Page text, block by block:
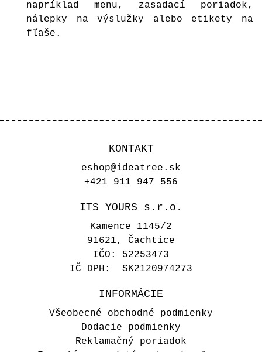
napríklad menu, zasadací poriadok,
nálepky na výslužky alebo etikety na
fľaše.
KONTAKT
eshop@ideatree.sk
+421 911 947 556
ITS YOURS s.r.o.
Kamence 1145/2
91621, Čachtice
IČO: 52253473
IČ DPH: SK2120974273
INFORMÁCIE
Všeobecné obchodné podmienky
Dodacie podmienky
Reklamačný poriadok